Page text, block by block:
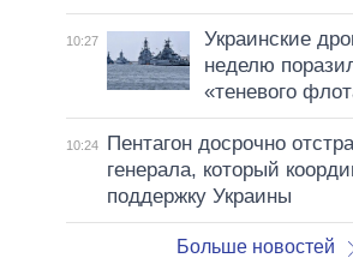
10:27
Украинские
неделю
«теневого
10:24
Пентагон досрочно
генерала, который
поддержку Украины
Больше новостей